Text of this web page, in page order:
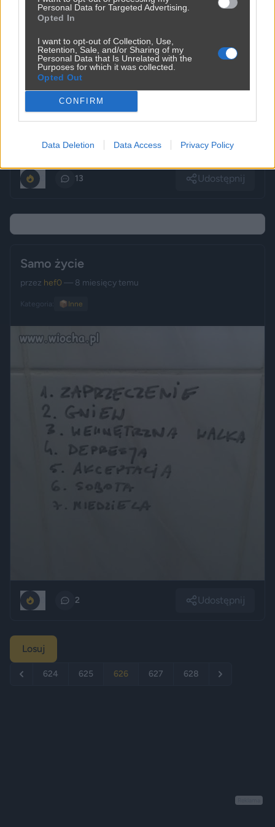
Personal Data for Targeted Advertising.
Opted In
I want to opt-out of Collection, Use,
Retention, Sale, and/or Sharing of my
Personal Data that Is Unrelated with the
Purposes for which it was collected.
Opted Out
CONFIRM
Data Deletion Data Access Privacy Policy
13 Udostępnij
Samo życie
przez hef0 — 8 miesięcy temu
Kategoria: 📦 Inne
2 Udostępnij
Losuj
624 625 626 627 628